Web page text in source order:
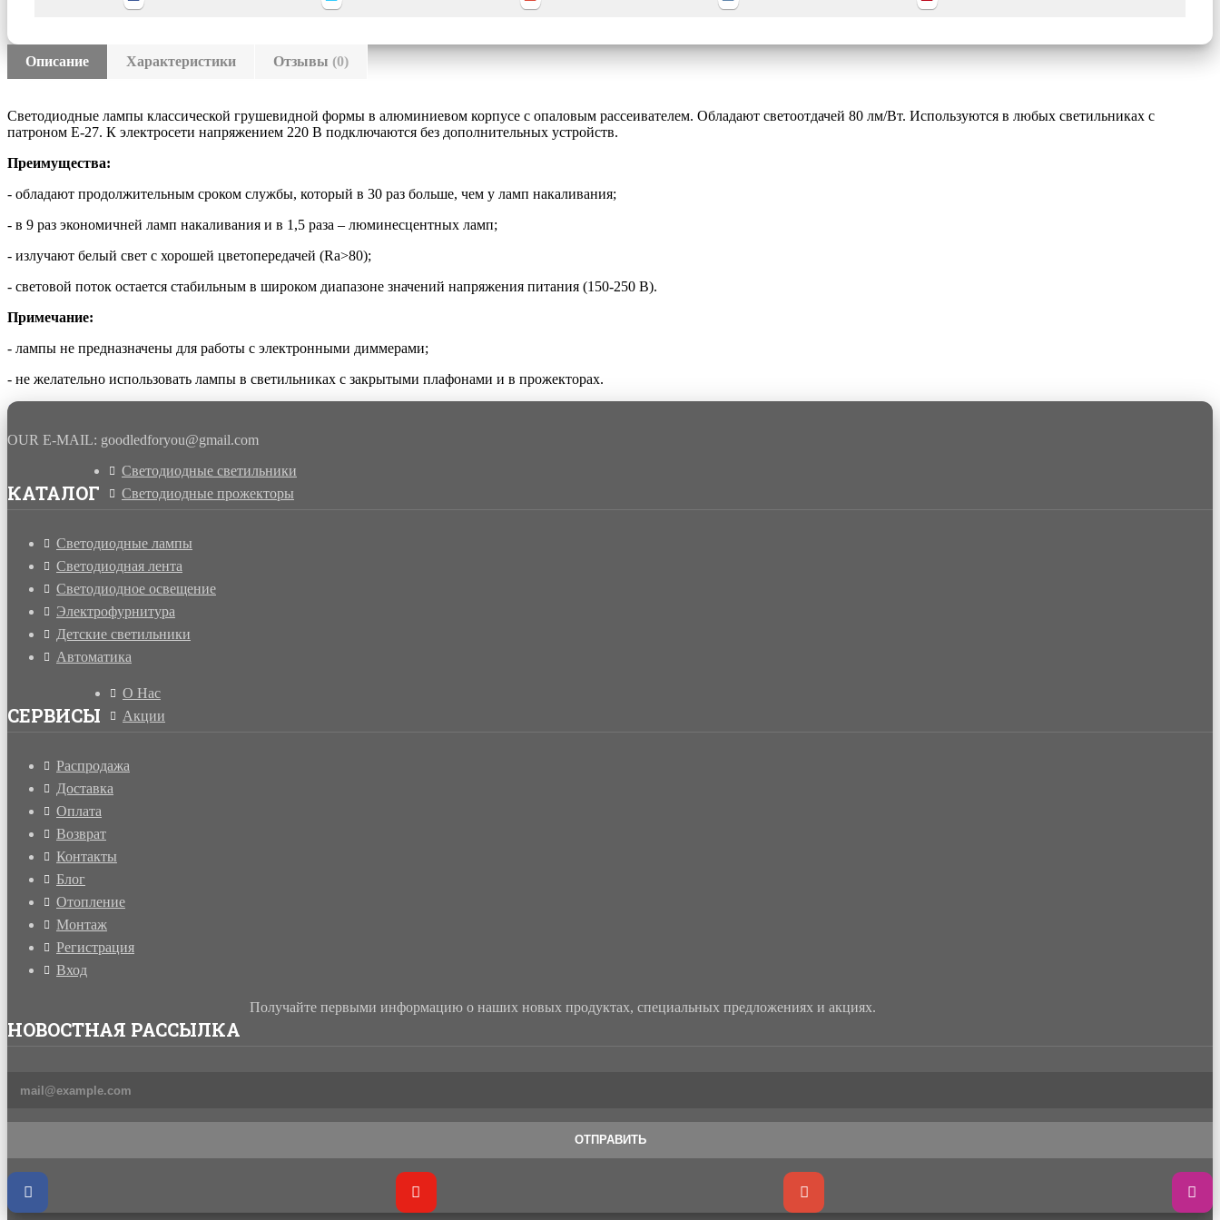
Описание Характеристики Отзывы (0)
Светодиодные лампы классической грушевидной формы в алюминиевом корпусе с опаловым рассеивателем. Обладают светоотдачей 80 лм/Вт. Используются в любых светильниках с
патроном Е-27. К электросети напряжением 220 В подключаются без дополнительных устройств.
Преимущества:
- обладают продолжительным сроком службы, который в 30 раз больше, чем у ламп накаливания;
- в 9 раз экономичней ламп накаливания и в 1,5 раза – люминесцентных ламп;
- излучают белый свет с хорошей цветопередачей (Ra>80);
- световой поток остается стабильным в широком диапазоне значений напряжения питания (150-250 В).
Примечание:
- лампы не предназначены для работы с электронными диммерами;
- не желательно использовать лампы в светильниках с закрытыми плафонами и в прожекторах.
Другие светодиодные лампочки
OUR E-MAIL: goodledforyou@gmail.cоm
КАТАЛОГ
Светодиодные светильники
Светодиодные прожекторы
Светодиодные лампы
Светодиодная лента
Светодиодное освещение
Электрофурнитура
Детские светильники
Автоматика
СЕРВИСЫ
О Нас
Акции
Распродажа
Доставка
Оплата
Возврат
Контакты
Блог
Отопление
Монтаж
Регистрация
Вход
НОВОСТНАЯ РАССЫЛКА
Получайте первыми информацию о наших новых продуктах, специальных предложениях и акциях.
ОТПРАВИТЬ